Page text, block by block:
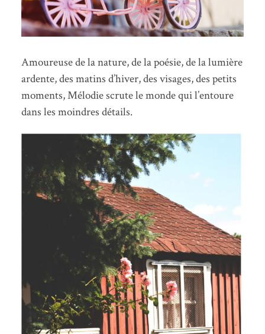
Amoureuse de la nature, de la poésie, de la lumière
ardente, des matins d’hiver, des visages, des petits
moments, Mélodie scrute le monde qui l’entoure
dans les moindres détails.